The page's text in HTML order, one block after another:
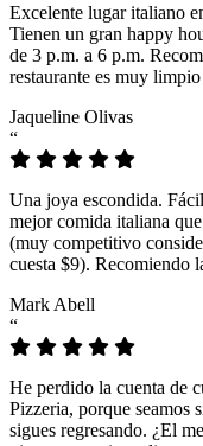
Excelente lugar italiano
Tienen un gran happy
de 3 p.m. a 6 p.m.
restaurante es muy
Jaqueline Olivas
“
Una joya escondida.
mejor comida italiana
(muy competitivo
cuesta $9). Recomiendo
Mark Abell
“
He perdido la cuenta de
Pizzeria, porque seamos
sigues regresando. ¿El